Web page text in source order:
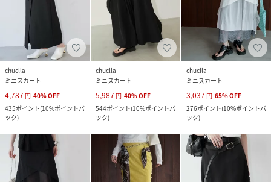
chuclla
ミニスカート
4,787 円 40%OFF
435ポイント(10%ポイントバ
ック)
chuclla
ミニスカート
5,987 円 40%OFF
544ポイント(10%ポイントバ
ック)
chuclla
ミニスカート
3,037 円 65%OFF
276ポイント(10%ポイントバ
ック)